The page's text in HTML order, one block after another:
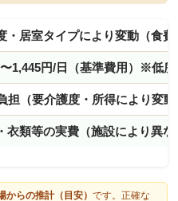
・居室タイプにより変動（食
1,445円/日（基準費用）※低
担（要介護度・所得により変動
衣類等の実費（施設により異な
からの推計（目安） です。正確な